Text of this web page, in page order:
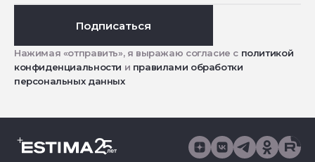
Подписаться
Нажимая «отправить», я выражаю согласие с политикой
конфиденциальности и правилами обработки
персональных данных